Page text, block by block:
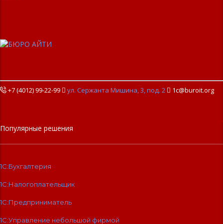
+7 (4012) 99-22-99  ул. Сержанта Мишина, 3, под. 2  1c@buroit.org
Популярные решения
1С:Бухгалтерия
1С:Налогоплательщик
1С:Предприниматель
1С:Управление небольшой фирмой